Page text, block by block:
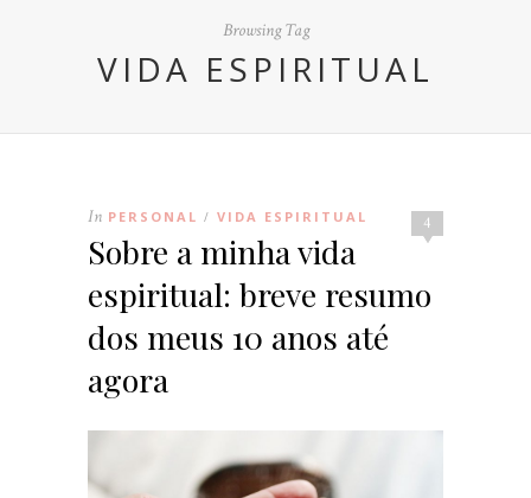
Browsing Tag
VIDA ESPIRITUAL
4
In PERSONAL / VIDA ESPIRITUAL
Sobre a minha vida
espiritual: breve resumo
dos meus 10 anos até
agora